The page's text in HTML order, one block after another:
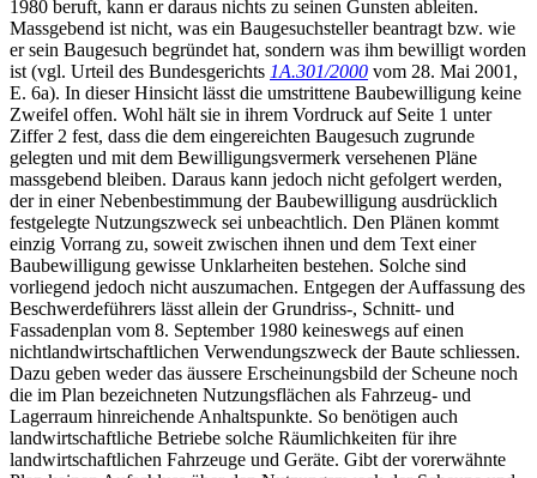
1980 beruft, kann er daraus nichts zu seinen Gunsten ableiten.
Massgebend ist nicht, was ein Baugesuchsteller beantragt bzw. wie
er sein Baugesuch begründet hat, sondern was ihm bewilligt worden
ist (vgl. Urteil des Bundesgerichts 1A.301/2000 vom 28. Mai 2001,
E. 6a). In dieser Hinsicht lässt die umstrittene Baubewilligung keine
Zweifel offen. Wohl hält sie in ihrem Vordruck auf Seite 1 unter
Ziffer 2 fest, dass die dem eingereichten Baugesuch zugrunde
gelegten und mit dem Bewilligungsvermerk versehenen Pläne
massgebend bleiben. Daraus kann jedoch nicht gefolgert werden,
der in einer Nebenbestimmung der Baubewilligung ausdrücklich
festgelegte Nutzungszweck sei unbeachtlich. Den Plänen kommt
einzig Vorrang zu, soweit zwischen ihnen und dem Text einer
Baubewilligung gewisse Unklarheiten bestehen. Solche sind
vorliegend jedoch nicht auszumachen. Entgegen der Auffassung des
Beschwerdeführers lässt allein der Grundriss-, Schnitt- und
Fassadenplan vom 8. September 1980 keineswegs auf einen
nichtlandwirtschaftlichen Verwendungszweck der Baute schliessen.
Dazu geben weder das äussere Erscheinungsbild der Scheune noch
die im Plan bezeichneten Nutzungsflächen als Fahrzeug- und
Lagerraum hinreichende Anhaltspunkte. So benötigen auch
landwirtschaftliche Betriebe solche Räumlichkeiten für ihre
landwirtschaftlichen Fahrzeuge und Geräte. Gibt der vorerwähnte